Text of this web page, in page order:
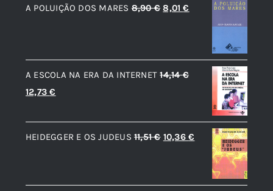
8,90 €.
8,01 €.
A POLUIÇÃO DOS MARES 8,90€ O
era:
8,90 €.
8,01€
preço
é:
8,01 €.
A ESCOLA NA ERA DA INTERNET 14,14€
O
original
era:
12,73€
atual
é:
HEIDEGGER E OS JUDEUS 11,51€ O
era:
10,36€
preço
atual
é: